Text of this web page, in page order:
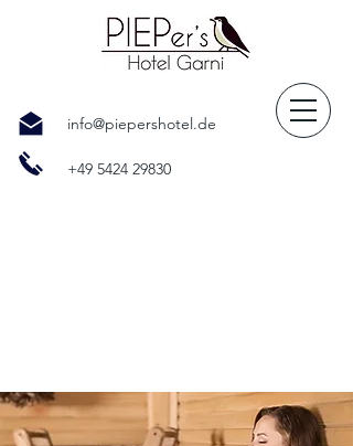
info@piepershotel.de
+49 5424 29830